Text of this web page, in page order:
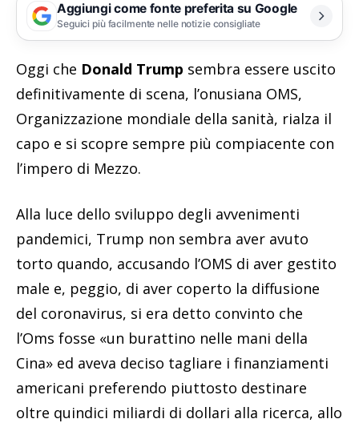
Aggiungi come fonte preferita su Google
Seguici più facilmente nelle notizie consigliate
Oggi che Donald Trump sembra essere uscito
definitivamente di scena, l’onusiana OMS,
Organizzazione mondiale della sanità, rialza il
capo e si scopre sempre più compiacente con
l’impero di Mezzo.
Alla luce dello sviluppo degli avvenimenti
pandemici, Trump non sembra aver avuto
torto quando, accusando l’OMS di aver gestito
male e, peggio, di aver coperto la diffusione
del coronavirus, si era detto convinto che
l’Oms fosse «un burattino nelle mani della
Cina» ed aveva deciso tagliare i finanziamenti
americani preferendo piuttosto destinare
oltre quindici miliardi di dollari alla ricerca, allo